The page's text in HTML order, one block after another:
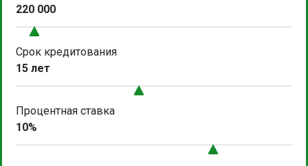
220 000
Срок кредитования
15 лет
Процентная ставка
10%